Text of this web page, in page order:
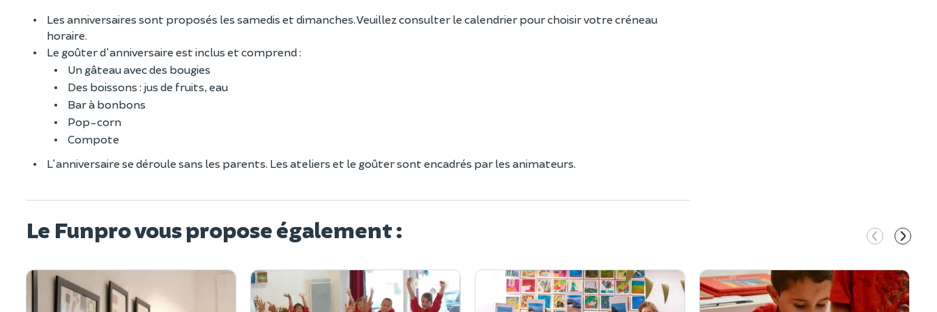
Les anniversaires sont proposés les samedis et dimanches. Veuillez consulter le calendrier pour choisir votre créneau
horaire.
Le goûter d'anniversaire est inclus et comprend :
Un gâteau avec des bougies
Des boissons : jus de fruits, eau
Bar à bonbons
Pop-corn
Compote
L'anniversaire se déroule sans les parents. Les ateliers et le goûter sont encadrés par les animateurs.
Le Funpro vous propose également :